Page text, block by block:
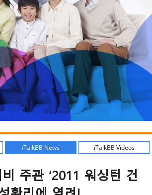
iTalkBB News iTalkBB Videos
주관 ‘2011 워싱턴 건